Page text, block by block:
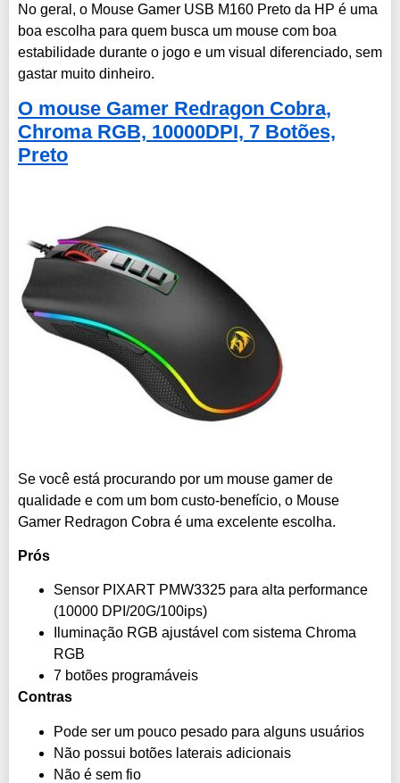
No geral, o Mouse Gamer USB M160 Preto da HP é uma
boa escolha para quem busca um mouse com boa
estabilidade durante o jogo e um visual diferenciado, sem
gastar muito dinheiro.
O mouse Gamer Redragon Cobra,
Chroma RGB, 10000DPI, 7 Botões,
Preto
Se você está procurando por um mouse gamer de
qualidade e com um bom custo-benefício, o Mouse
Gamer Redragon Cobra é uma excelente escolha.
Prós
Sensor PIXART PMW3325 para alta performance
(10000 DPI/20G/100ips)
Iluminação RGB ajustável com sistema Chroma
RGB
7 botões programáveis
Contras
Pode ser um pouco pesado para alguns usuários
Não possui botões laterais adicionais
Não é sem fio